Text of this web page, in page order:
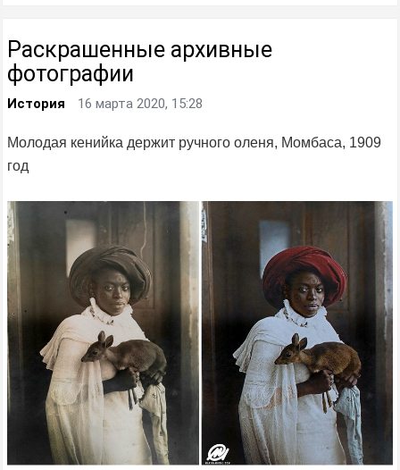
Раскрашенные архивные
фотографии
История 16 марта 2020, 15:28
Молодая кенийка держит ручного оленя, Момбаса, 1909
год